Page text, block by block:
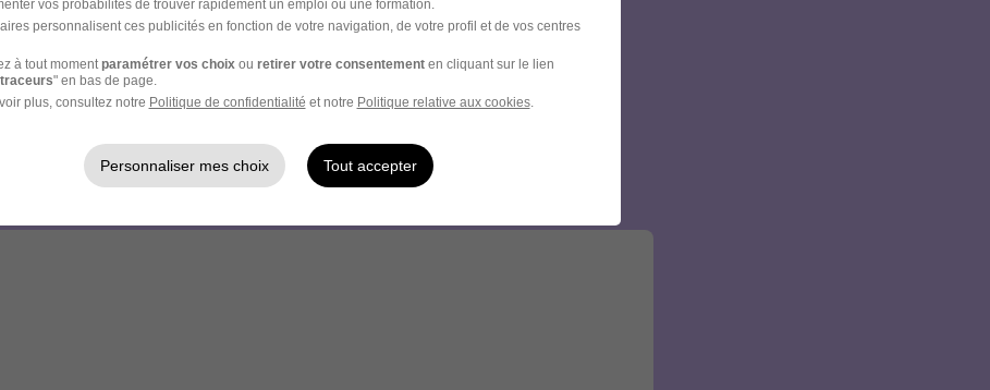
compteHellowork et
du recruteur !
vos probabilités de trouver rapidement un emploi ou une formation.
personnalisent ces publicités en fonction de votre navigation, de votre profil et de vos centres
à tout moment paramétrer vos choix ou retirer votre consentementen cliquant sur le lien
" en bas de page.
plus, consultez notre Politique de confidentialité et notre Politique relative aux cookies.
Personnaliser mes choix Tout accepter